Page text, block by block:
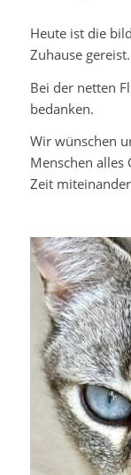
Heute ist die
Zuhause gereist.
Bei der netten
bedanken.
Wir wünschen
Menschen alles
Zeit